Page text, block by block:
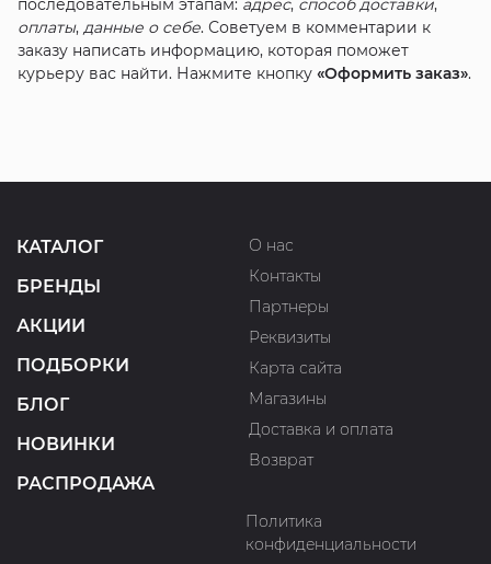
последовательным этапам: адрес, способ доставки,
оплаты, данные о себе. Советуем в комментарии к
заказу написать информацию, которая поможет
курьеру вас найти. Нажмите кнопку «Оформить заказ».
КАТАЛОГ
БРЕНДЫ
АКЦИИ
ПОДБОРКИ
БЛОГ
НОВИНКИ
РАСПРОДАЖА
О нас
Контакты
Партнеры
Реквизиты
Карта сайта
Магазины
Доставка и оплата
Возврат
Политика
конфиденциальности